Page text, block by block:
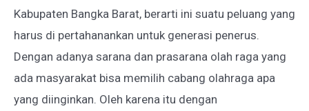
Kabupaten Bangka Barat, berarti ini suatu peluang yang
harus di pertahanankan untuk generasi penerus.
Dengan adanya sarana dan prasarana olah raga yang
ada masyarakat bisa memilih cabang olahraga apa
yang diinginkan. Oleh karena itu dengan